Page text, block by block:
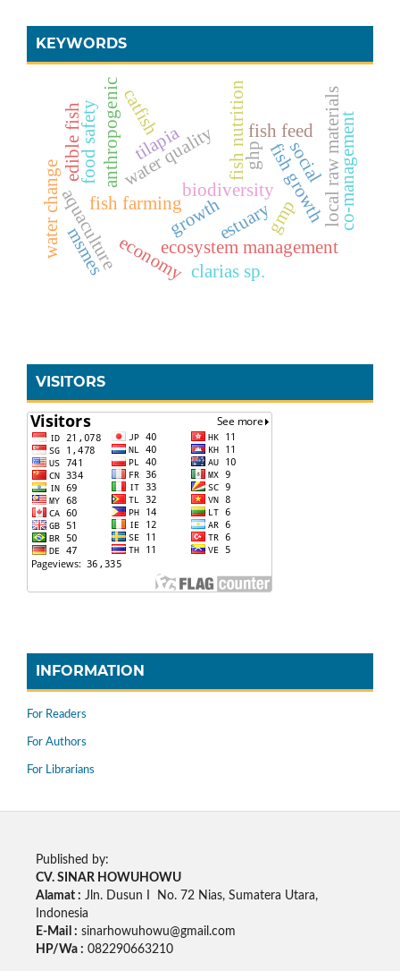
KEYWORDS
estuary
water quality
biodiversity
anthropogenic
ecosystem management
fish nutritionfish feed
fish growth
fish farming local raw materialsco-management
aquaculture
tilapia social
economy
growth
water change
clarias sp.
gmp
ghp
food safety catfish
edible fish
msmes
VISITORS
INFORMATION
For Readers
For Authors
For Librarians
Published by:
CV. SINAR HOWUHOWU
Alamat : Jln. Dusun I No. 72 Nias, Sumatera Utara,
Indonesia
E-Mail : sinarhowuhowu@gmail.com
HP/Wa : 082290663210